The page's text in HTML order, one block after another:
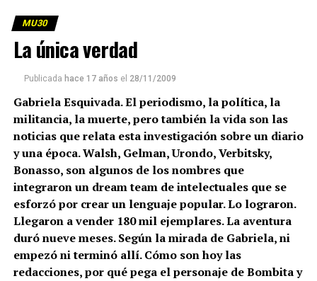
MU30
La única verdad
Publicada hace 17 años el 28/11/2009
Gabriela Esquivada. El periodismo, la política, la
militancia, la muerte, pero también la vida son las
noticias que relata esta investigación sobre un diario
y una época. Walsh, Gelman, Urondo, Verbitsky,
Bonasso, son algunos de los nombres que
integraron un dream team de intelectuales que se
esforzó por crear un lenguaje popular. Lo lograron.
Llegaron a vender 180 mil ejemplares. La aventura
duró nueve meses. Según la mirada de Gabriela, ni
empezó ni terminó allí. Cómo son hoy las
redacciones, por qué pega el personaje de Bombita y